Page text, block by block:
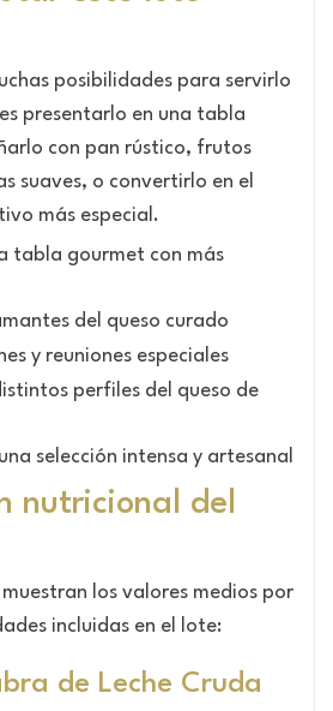
posibilidades para servirlo
presentarlo en una tabla
con pan rústico, frutos
suaves, o convertirlo en el
más especial.
tabla gourmet con más
del queso curado
y reuniones especiales
perfiles del queso de
selección intensa y artesanal
nutricional del
los valores medios por
incluidas en el lote:
de Leche Cruda